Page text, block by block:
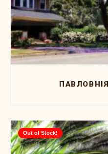
Out of Stock!